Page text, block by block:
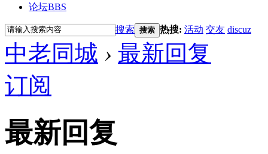
论坛BBS
搜索 搜索 热搜: 活动 交友 discuz
中老同城 › 最新回复
订阅
最新回复